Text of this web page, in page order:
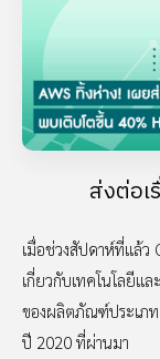
ส่งต่อเ
เมื่อช่วงสัปดาห์ที่แล้ว
เกี่ยวกับเทคโนโลยีแ
ของผลิตภัณฑ์ประเภท
ปี 2020 ที่ผ่านมา